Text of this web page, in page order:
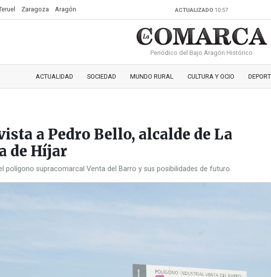
Zaragoza Aragón ACTUALIZADO 10:57
Periódico del Bajo Aragón Histórico
ACTUALIDAD SOCIEDAD MUNDO RURAL CULTURA Y OCIO
a Pedro Bello, alcalde de La
de Híjar
polígono supracomarcal Venta del Barro y sus posibilidades de futuro.